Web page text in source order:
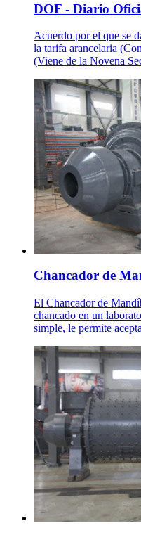
DOF - Diario
Acuerdo por el que se
la tarifa arancelaria
(Viene de la Novena
Chancador de
El Chancador de
chancado en un
simple, le permite